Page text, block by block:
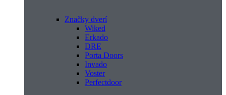
Značky dverí
Wiked
Erkado
DRE
Porta Doors
Invado
Voster
Perfectdoor